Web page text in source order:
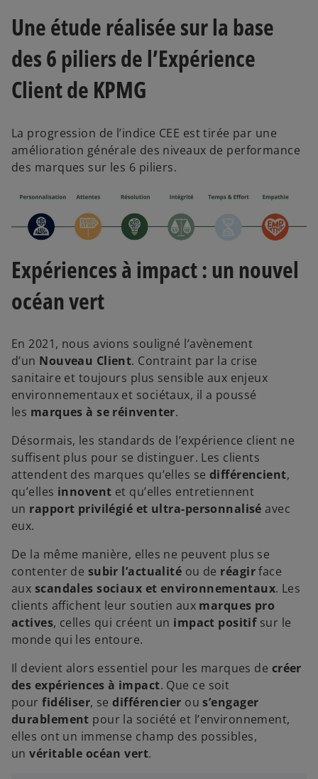
d
e
o
Une étude réalisée sur la base
des 6 piliers de l’Expérience
Client de KPMG
La progression de l’indice CEE est tirée par une
amélioration générale des niveaux de performance
des marques sur les 6 piliers.
Expériences à impact : un nouvel
océan vert
En 2021, nous avions souligné l’avènement
d’un Nouveau Client. Contraint par la crise
sanitaire et toujours plus sensible aux enjeux
environnementaux et sociétaux, il a poussé
les marques à se réinventer.
Désormais, les standards de l’expérience client ne
suffisent plus pour se distinguer. Les clients
attendent des marques qu’elles se différencient,
qu’elles innovent et qu’elles entretiennent
un rapport privilégié et ultra-personnalisé avec
eux.
De la même manière, elles ne peuvent plus se
contenter de subir l’actualité ou de réagirface
aux scandales sociaux et environnementaux. Les
clients affichent leur soutien aux marques pro
actives, celles qui créent un impact positifsur le
monde qui les entoure.
Il devient alors essentiel pour les marques de créer
des expériences à impact. Que ce soit
pourfidéliser, sedifférencier ous’engager
durablement pour la société et l’environnement,
elles ont un immense champ des possibles,
unvéritable océan vert.